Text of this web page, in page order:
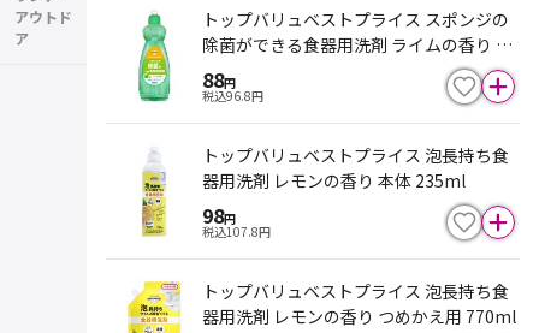
アウトド
ア
トップバリュベストプライス スポンジの
除菌ができる食器用洗剤 ライムの香り 60
0ml
88円
税込96.8円
トップバリュベストプライス 泡長持ち食
器用洗剤 レモンの香り 本体 235ml
98円
税込107.8円
トップバリュベストプライス 泡長持ち食
器用洗剤 レモンの香り つめかえ用 770ml